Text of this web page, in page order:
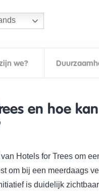
we?
en hoe
Hotels for Trees om
om bij een meerdaags
is duidelijk